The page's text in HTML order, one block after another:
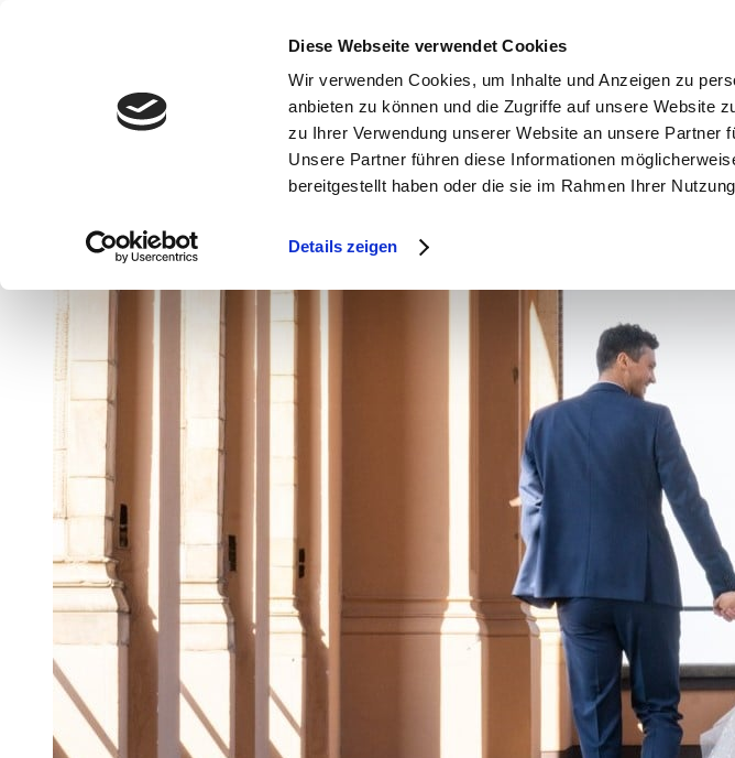
Diese Webseite verwendet Cookies
Wir verwenden Cookies, um Inhalte und Anzeigen zu
anbieten zu können und die Zugriffe auf unsere Website
zu Ihrer Verwendung unserer Website an unsere Partner
Unsere Partner führen diese Informationen
bereitgestellt haben oder die sie im Rahmen Ihrer
Details zeigen